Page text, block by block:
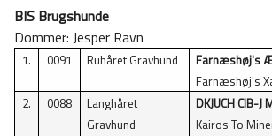
BIS Brugshunde
Dommer: Jesper Ravn
1. 0091 Ruhåret Gravhund Farnæshøj's
Farnæshøj's
2.
0088
Langhåret
Gravhund
DKJUCH CIB-
Kairos To